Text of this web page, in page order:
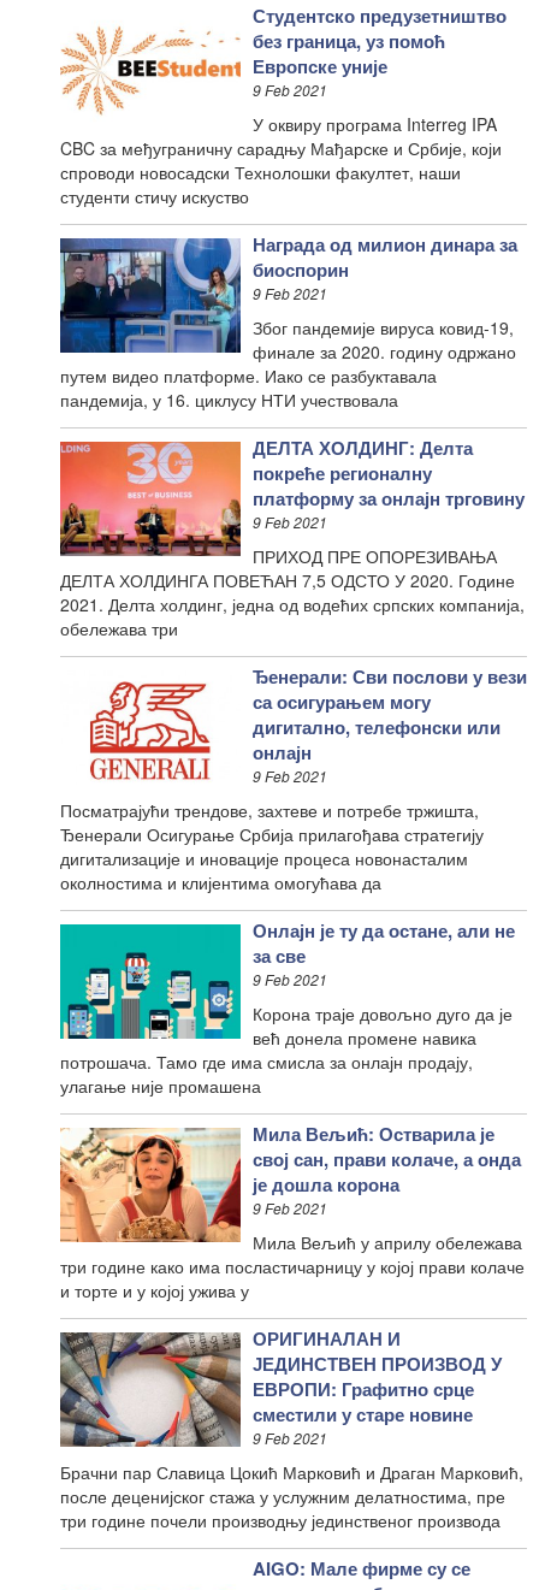
Студентско предузетништво
без граница, уз помоћ
Европске уније
9 Feb 2021
У оквиру програма Interreg IPA
CBC за међуграничну сарадњу Мађарске и Србије, који
спроводи новосадски Технолошки факултет, наши
студенти стичу искуство
Награда од милион динара за
биоспорин
9 Feb 2021
Због пандемије вируса ковид-19,
финале за 2020. годину одржано
путем видео платформе. Иако се разбуктавала
пандемија, у 16. циклусу НТИ учествовала
ДЕЛТА ХОЛДИНГ: Делта
покреће регионалну
платформу за онлајн трговину
9 Feb 2021
ПРИХОД ПРЕ ОПОРЕЗИВАЊА
ДЕЛТА ХОЛДИНГА ПОВЕЋАН 7,5 ОДСТО У 2020. Године
2021. Делта холдинг, једна од водећих српских компанија,
обележава три
Ђенерали: Сви послови у вези
са осигурањем могу
дигитално, телефонски или
онлајн
9 Feb 2021
Посматрајући трендове, захтеве и потребе тржишта,
Ђенерали Осигурање Србија прилагођава стратегију
дигитализације и иновације процеса новонасталим
околностима и клијентима омогућава да
Онлајн је ту да остане, али не
за све
9 Feb 2021
Корона траје довољно дуго да је
већ донела промене навика
потрошача. Тамо где има смисла за онлајн продају,
улагање није промашена
Мила Вељић: Остварила је
свој сан, прави колаче, а онда
је дошла корона
9 Feb 2021
Мила Вељић у априлу обележава
три године како има посластичарницу у којој прави колаче
и торте и у којој ужива у
ОРИГИНАЛАН И
ЈЕДИНСТВЕН ПРОИЗВОД У
ЕВРОПИ: Графитно срце
сместили у старе новине
9 Feb 2021
Брачни пар Славица Цокић Марковић и Драган Марковић,
после деценијског стажа у услужним делатностима, пре
три године почели производњу јединственог производа
AIGO: Мале фирме су се